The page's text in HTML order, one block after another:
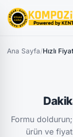
Ana Sayfa/Hızlı
Formu
ürün ve